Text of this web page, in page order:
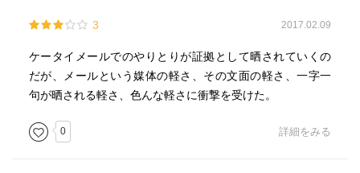
3 2017.02.09
ケータイメールでのやりとりが証拠として晒されていくの
だが、メールという媒体の軽さ、その文面の軽さ、一字一
句が晒される軽さ、色んな軽さに衝撃を受けた。
0 詳細をみる